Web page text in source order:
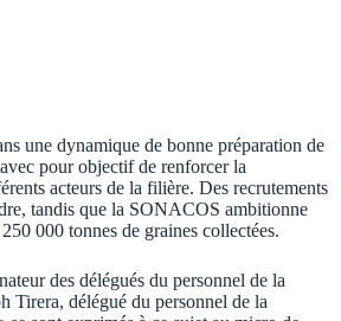
une dynamique de bonne préparation de
pour objectif de renforcer la
acteurs de la filière. Des recrutements
tandis que la SONACOS ambitionne
000 tonnes de graines collectées.
des délégués du personnel de la
Tirera, délégué du personnel de la